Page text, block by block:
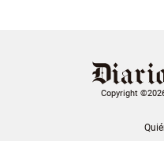
Copyright